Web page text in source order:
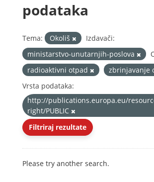
podataka
Tema: Okoliš
Izdavači:
ministarstvo-unutarnjih-poslova
radioaktivni otpad
zbrinjavanje
Vrsta podataka:
http://publications.europa.eu/
right/PUBLIC
Filtriraj rezultate
Please try another search.